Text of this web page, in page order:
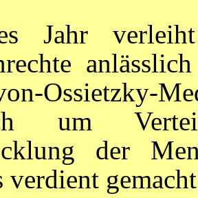
Jahr
Ossietzky-
um
der
verdient